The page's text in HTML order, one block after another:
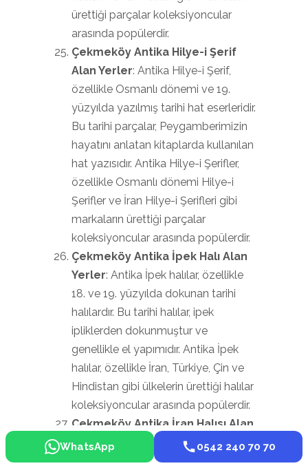
ürettiği parçalar koleksiyoncular
arasında popülerdir.
Çekmeköy Antika Hilye-i Şerif
Alan Yerler: Antika Hilye-i Şerif,
özellikle Osmanlı dönemi ve 19.
yüzyılda yazılmış tarihi hat eserleridir.
Bu tarihi parçalar, Peygamberimizin
hayatını anlatan kitaplarda kullanılan
hat yazısıdır. Antika Hilye-i Şerifler,
özellikle Osmanlı dönemi Hilye-i
Şerifler ve İran Hilye-i Şerifleri gibi
markaların ürettiği parçalar
koleksiyoncular arasında popülerdir.
Çekmeköy Antika İpek Halı Alan
Yerler: Antika İpek halılar, özellikle
18. ve 19. yüzyılda dokunan tarihi
halılardır. Bu tarihi halılar, ipek
ipliklerden dokunmuştur ve
genellikle el yapımıdır. Antika İpek
halılar, özellikle İran, Türkiye, Çin ve
Hindistan gibi ülkelerin ürettiği halılar
koleksiyoncular arasında popülerdir.
Çekmeköy Antika İran Halısı Alan
Yerler: Antika İran halıları, özellikle
16. ve 19. yüzyıllarda İran\’da
WhatsApp 0542 240 70 70